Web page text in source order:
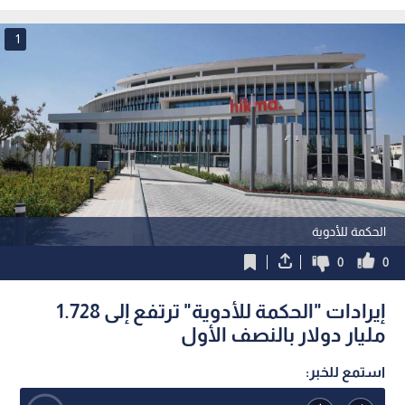
الحكمة للأدوية
1
0
0
إيرادات "الحكمة للأدوية" ترتفع إلى 1.728
مليار دولار بالنصف الأول
استمع للخبر: